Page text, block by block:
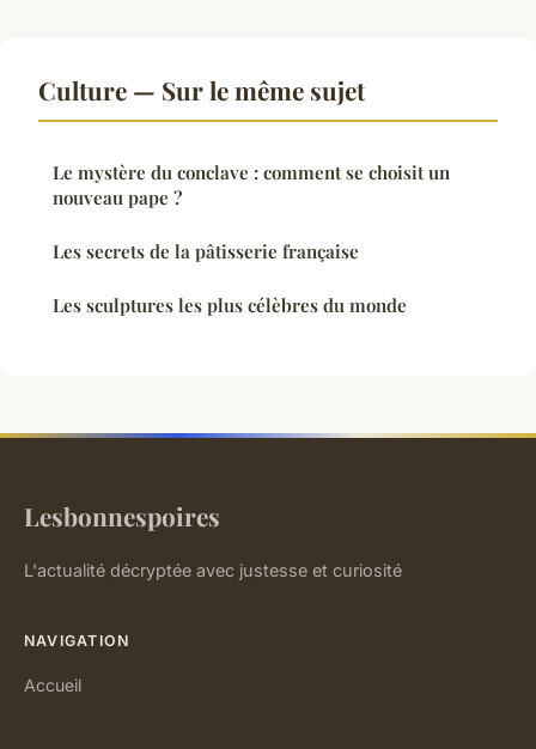
Culture — Sur le même sujet
Le mystère du conclave : comment se choisit un
nouveau pape ?
Les secrets de la pâtisserie française
Les sculptures les plus célèbres du monde
Lesbonnespoires
L'actualité décryptée avec justesse et curiosité
NAVIGATION
Accueil